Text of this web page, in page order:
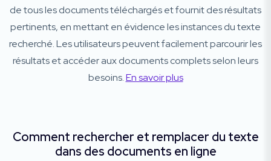
de tous les documents téléchargés et fournit des résultats
pertinents, en mettant en évidence les instances du texte
recherché. Les utilisateurs peuvent facilement parcourir les
résultats et accéder aux documents complets selon leurs
besoins.En savoir plus
Comment rechercher et remplacer du texte
dans des documents en ligne